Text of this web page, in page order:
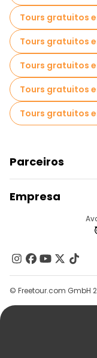
Tours gratuitos
Tours gratuitos
Tours gratuitos
Tours gratuitos
Tours gratuitos
Parceiros
Registo Do
Programa De
Empresa
Contacte-Nos
Grupos
Ajuda
© Freetour.com GmbH